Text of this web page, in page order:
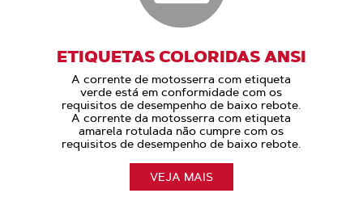
ETIQUETAS COLORIDAS ANSI
A corrente de motosserra com etiqueta
verde está em conformidade com os
requisitos de desempenho de baixo rebote.
A corrente da motosserra com etiqueta
amarela rotulada não cumpre com os
requisitos de desempenho de baixo rebote.
VEJA MAIS